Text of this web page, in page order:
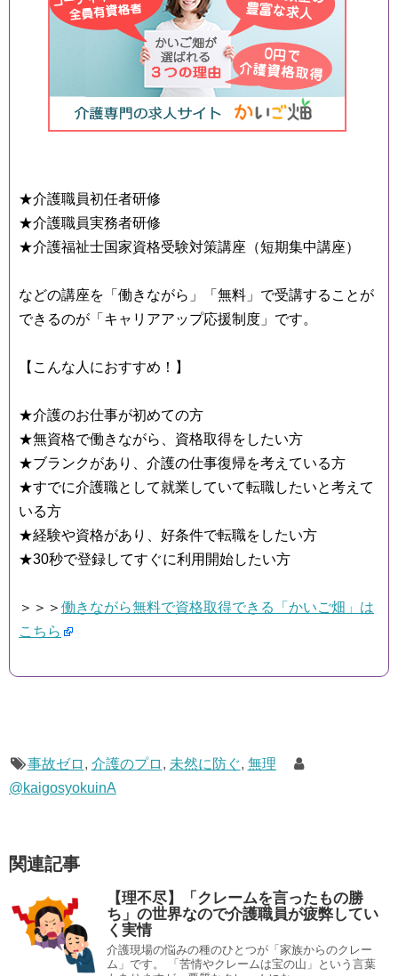
★介護職員初任者研修
★介護職員実務者研修
★介護福祉士国家資格受験対策講座（短期集中講座）
などの講座を「働きながら」「無料」で受講することが
できるのが「キャリアアップ応援制度」です。
【こんな人におすすめ！】
★介護のお仕事が初めての方
★無資格で働きながら、資格取得をしたい方
★ブランクがあり、介護の仕事復帰を考えている方
★すでに介護職として就業していて転職したいと考えて
いる方
★経験や資格があり、好条件で転職をしたい方
★30秒で登録してすぐに利用開始したい方
＞＞＞ 働きながら無料で資格取得できる「かいご畑」は
こちら
事故ゼロ , 介護のプロ , 未然に防ぐ, 無理
@kaigosyokuinA
関連記事
【理不尽】「クレームを言ったもの勝
ち」の世界なので介護職員が疲弊してい
く実情
介護現場の悩みの種のひとつが「家族からのクレー
ム」です。 「苦情やクレームは宝の山」という言葉